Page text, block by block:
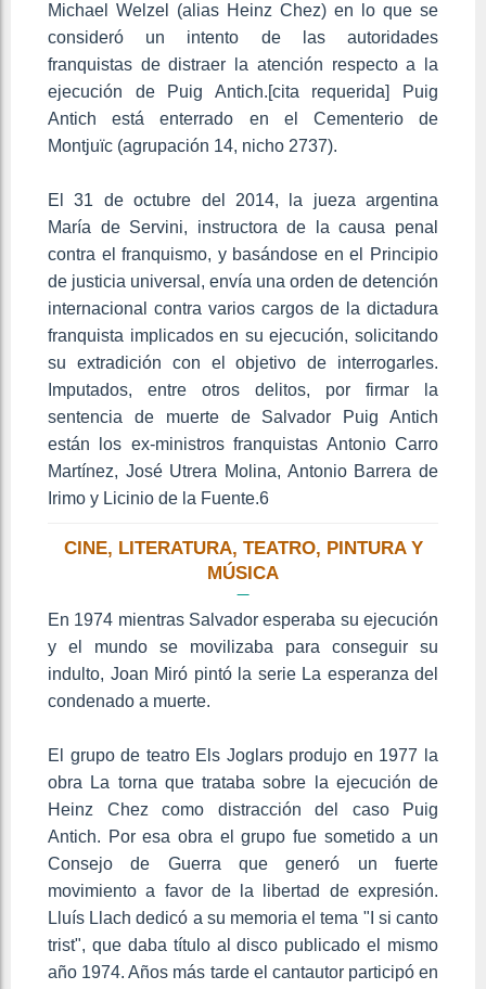
Michael Welzel (alias Heinz Chez) en lo que se
consideró un intento de las autoridades
franquistas de distraer la atención respecto a la
ejecución de Puig Antich.[cita requerida] Puig
Antich está enterrado en el Cementerio de
Montjuïc (agrupación 14, nicho 2737).
El 31 de octubre del 2014, la jueza argentina
María de Servini, instructora de la causa penal
contra el franquismo, y basándose en el Principio
de justicia universal, envía una orden de detención
internacional contra varios cargos de la dictadura
franquista implicados en su ejecución, solicitando
su extradición con el objetivo de interrogarles.
Imputados, entre otros delitos, por firmar la
sentencia de muerte de Salvador Puig Antich
están los ex-ministros franquistas Antonio Carro
Martínez, José Utrera Molina, Antonio Barrera de
Irimo y Licinio de la Fuente.6
CINE, LITERATURA, TEATRO, PINTURA Y
MÚSICA
En 1974 mientras Salvador esperaba su ejecución
y el mundo se movilizaba para conseguir su
indulto, Joan Miró pintó la serie La esperanza del
condenado a muerte.
El grupo de teatro Els Joglars produjo en 1977 la
obra La torna que trataba sobre la ejecución de
Heinz Chez como distracción del caso Puig
Antich. Por esa obra el grupo fue sometido a un
Consejo de Guerra que generó un fuerte
movimiento a favor de la libertad de expresión.
Lluís Llach dedicó a su memoria el tema "I si canto
trist", que daba título al disco publicado el mismo
año 1974. Años más tarde el cantautor participó en